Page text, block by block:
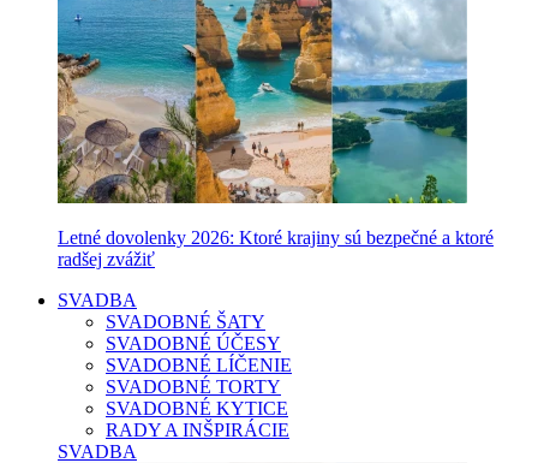
Letné dovolenky 2026: Ktoré krajiny sú bezpečné a ktoré
radšej zvážiť
SVADBA
SVADOBNÉ ŠATY
SVADOBNÉ ÚČESY
SVADOBNÉ LÍČENIE
SVADOBNÉ TORTY
SVADOBNÉ KYTICE
RADY A INŠPIRÁCIE
SVADBA